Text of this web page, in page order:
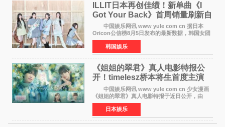
ILLIT日本再创佳绩！新单曲《I
Got Your Back》首周销量刷新自
身纪录
中国娱乐网讯 www yule com cn 据日本
Oricon公信榜8月5日发布的最新数据，韩国女团
ILLIT在日本发行的第二张单曲《I Got Your
Back》首周销量达到71,009张，成功跻身最新一
期周单曲排行
韩国娱乐
《姐姐的翠君》真人电影特报公
开！timelesz桥本将生首度主演
12月4日上映
中国娱乐网讯 www yule com cn 少女漫画
《姐姐的翠君》真人电影特报于近日公开，由
timelesz成员桥本将生担任主演，这也是他首次
担任电影主演，引发高度关注。 女高中生咲
苗翠（中岛瑠菜
日本娱乐